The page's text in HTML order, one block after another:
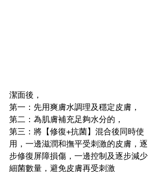
潔面後，
第一：先用爽膚水調理及穩定皮膚，
第二：為肌膚補充足夠水分的，
第三：將【修復+抗菌】混合後同時使
用，一邊滋潤和撫平受刺激的皮膚，逐
步修復屏障損傷，一邊控制及逐步減少
細菌數量，避免皮膚再受刺激